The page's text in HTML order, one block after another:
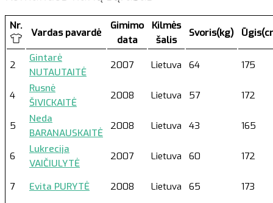
Nr.
Vardas pavardė
Gimimo
data
Kilmės
šalis
Svoris(kg)
2
Gintarė
NUTAUTAITĖ
2007 Lietuva 64 175
4
Rusnė
ŠIVICKAITĖ
2008 Lietuva 57 172
5
Neda
BARANAUSKAITĖ
2008 Lietuva 43 165
6
Lukrecija
VAIČIULYTĖ
2007 Lietuva 60 172
7 Evita PURYTĖ 2008 Lietuva 65 173